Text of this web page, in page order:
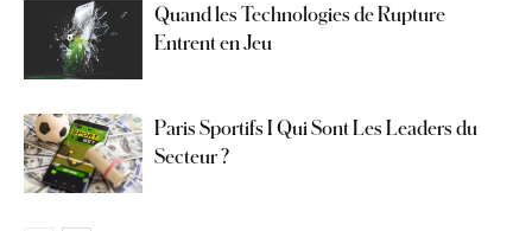
Quand les Technologies de Rupture
Entrent en Jeu
Paris Sportifs I Qui Sont Les Leaders du
Secteur ?